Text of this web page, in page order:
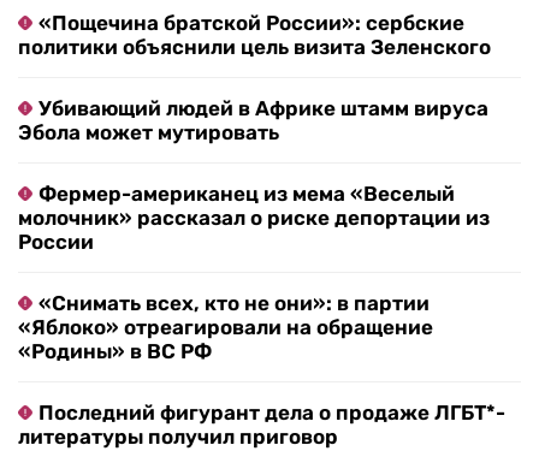
«Пощечина братской России»: сербские
политики объяснили цель визита Зеленского
Убивающий людей в Африке штамм вируса
Эбола может мутировать
Фермер-американец из мема «Веселый
молочник» рассказал о риске депортации из
России
«Снимать всех, кто не они»: в партии
«Яблоко» отреагировали на обращение
«Родины» в ВС РФ
Последний фигурант дела о продаже ЛГБТ*-
литературы получил приговор